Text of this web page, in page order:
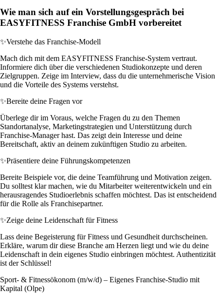
Wie man sich auf ein Vorstellungsgespräch bei
EASYFITNESS Franchise GmbH vorbereitet
✨Verstehe das Franchise-Modell
Mach dich mit dem EASYFITNESS Franchise-System vertraut.
Informiere dich über die verschiedenen Studiokonzepte und deren
Zielgruppen. Zeige im Interview, dass du die unternehmerische Vision
und die Vorteile des Systems verstehst.
✨Bereite deine Fragen vor
Überlege dir im Voraus, welche Fragen du zu den Themen
Standortanalyse, Marketingstrategien und Unterstützung durch
Franchise-Manager hast. Das zeigt dein Interesse und deine
Bereitschaft, aktiv an deinem zukünftigen Studio zu arbeiten.
✨Präsentiere deine Führungskompetenzen
Bereite Beispiele vor, die deine Teamführung und Motivation zeigen.
Du solltest klar machen, wie du Mitarbeiter weiterentwickeln und ein
herausragendes Studioerlebnis schaffen möchtest. Das ist entscheidend
für die Rolle als Franchisepartner.
✨Zeige deine Leidenschaft für Fitness
Lass deine Begeisterung für Fitness und Gesundheit durchscheinen.
Erkläre, warum dir diese Branche am Herzen liegt und wie du deine
Leidenschaft in dein eigenes Studio einbringen möchtest. Authentizität
ist der Schlüssel!
Sport- & Fitnessökonom (m/w/d) – Eigenes Franchise-Studio mit
Kapital (Olpe)